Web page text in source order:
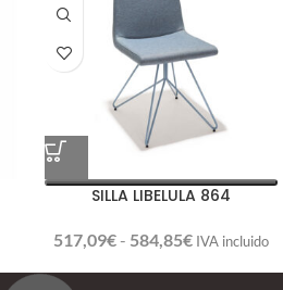
SILLA LIBELULA 864
517,09€ - 584,85€ IVA incluido